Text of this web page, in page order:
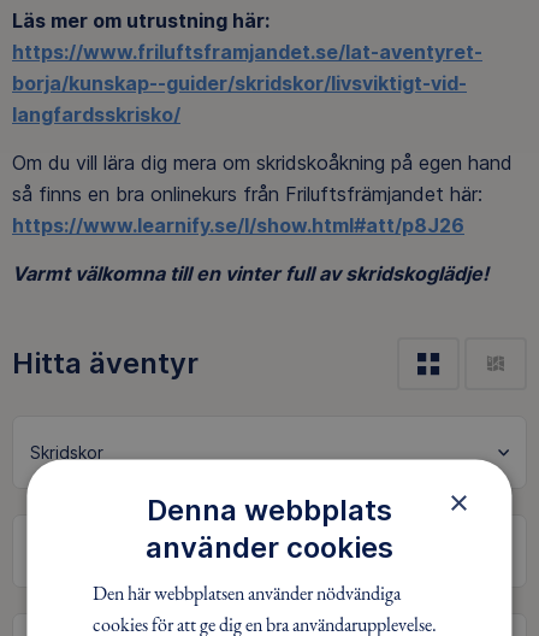
Läs mer om utrustning här:
https://www.friluftsframjandet.se/lat-aventyret-
borja/kunskap--guider/skridskor/livsviktigt-vid-
langfardsskrisko/
Om du vill lära dig mera om skridskoåkning på egen hand
så finns en bra onlinekurs från Friluftsfrämjandet här:
https://www.learnify.se/l/show.html#att/p8J26
Varmt välkomna till en vinter full av skridskoglädje!
Hitta äventyr
Skridskor
×
Denna webbplats
använder cookies
Den här webbplatsen använder nödvändiga
cookies för att ge dig en bra användarupplevelse.